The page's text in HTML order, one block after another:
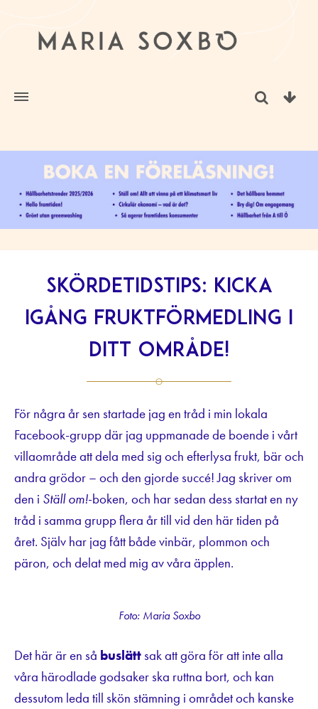
Skördetidstips: Kicka
igång fruktförmedling i
ditt område!
För några år sen startade jag en tråd i min lokala
Facebook-grupp där jag uppmanade de boende i vårt
villaområde att dela med sig och efterlysa frukt, bär och
andra grödor – och den gjorde succé! Jag skriver om
den i Ställ om!-boken, och har sedan dess startat en ny
tråd i samma grupp flera år till vid den här tiden på
året. Själv har jag fått både vinbär, plommon och
päron, och delat med mig av våra äpplen.
Foto: Maria Soxbo
Det här är en så buslättsak att göra för att inte alla
våra härodlade godsaker ska ruttna bort, och kan
dessutom leda till skön stämning i området och kanske